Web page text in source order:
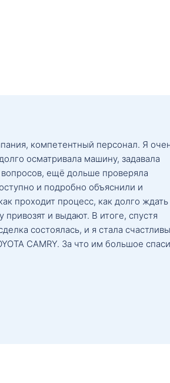
компетентный персонал. Я
осматривала машину, задавала
ещё дольше проверяла
и подробно объяснили и
проходит процесс, как долго ждать
и выдают. В итоге, спустя
состоялась, и я стала
CAMRY. За что им большое